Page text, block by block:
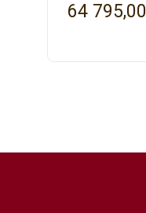
64 795,00